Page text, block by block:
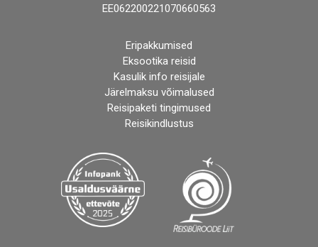
EE062200221070660563
Eripakkumised
Eksootika reisid
Kasulik info reisijale
Järelmaksu võimalused
Reisipaketi tingimused
Reisikindlustus